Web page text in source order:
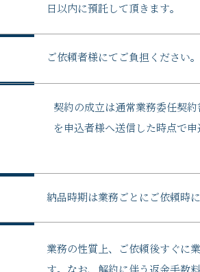
日以内に預託して頂きます。
ご依頼者様にてご負担ください。
契約の成立は通常業務委任契
を申込者様へ送信した時点で申
納品時期は業務ごとにご依頼時
業務の性質上、ご依頼後すぐに
す。なお、解約に伴う返金手数